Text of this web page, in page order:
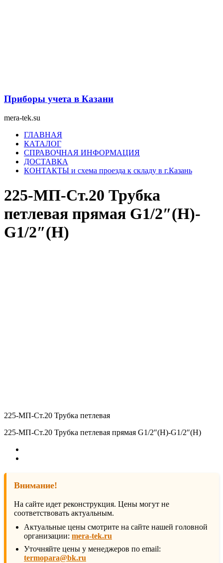
Приборы учета в Казани
mera-tek.su
МенюГЛАВНАЯ
КАТАЛОГ
СПРАВОЧНАЯ ИНФОРМАЦИЯ
ДОСТАВКА
КОНТАКТЫ и схема проезда к складу в г.Казань
225-МП-Ст.20 Трубка
петлевая прямая G1/2″(Н)-
G1/2″(Н)
225-МП-Ст.20 Трубка петлевая
225-МП-Ст.20 Трубка петлевая прямая G1/2″(Н)-G1/2″(Н)
Внимание!
На сайте идет реконструкция. Цены могут не
соответствовать актуальным.
Актуальные цены смотрите на сайте нашей головной
организации: mera-tek.ru
Уточняйте цены у менеджеров по email:
termopara@bk.ru